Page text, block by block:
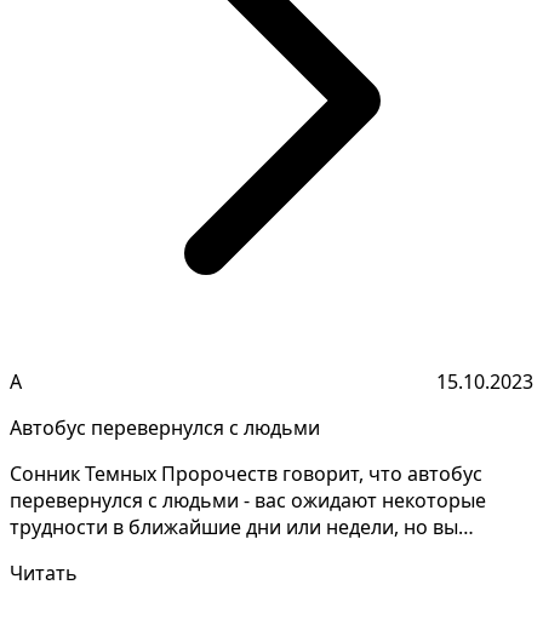
А
15.10.2023
Автобус перевернулся с людьми
Сонник Темных Пророчеств говорит, что автобус
перевернулся с людьми - вас ожидают некоторые
трудности в ближайшие дни или недели, но вы
Читать